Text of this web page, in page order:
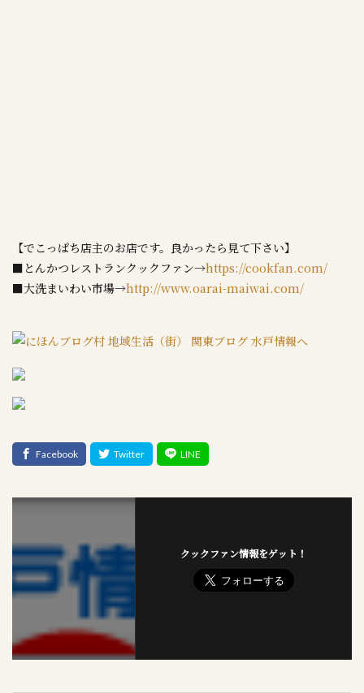
【でこっぱち店主のお店です。良かったら見て下さい】
■とんかつレストランクックファン→https://cookfan.com/
■大洗まいわい市場→http://www.oarai-maiwai.com/
クックファン情報をゲット！